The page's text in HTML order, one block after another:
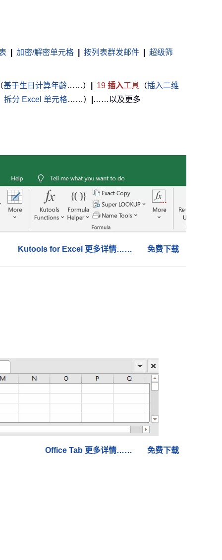
加密/解密单元格 按列表群发邮件 超级筛
基于生日计算年龄……） 19 插入工具 （插入二维
拆分 Excel 单元格……） ……以及更多
Kutools for Excel 更多详情…… 免费下载
Office Tab 更多详情…… 免费下载